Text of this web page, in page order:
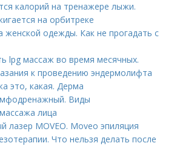
калорий на тренажере лыжи.
на орбитреке
женской одежды. Как не прогадать с
lpg массаж во время месячных.
к проведению эндермолифта
это, какая. Дерма
Виды
лица
лазер MOVEO. Moveo эпиляция
Что нельзя делать после